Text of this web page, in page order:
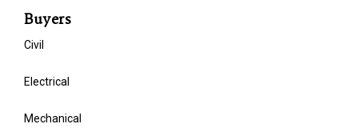
Buyers
Civil
Electrical
Mechanical